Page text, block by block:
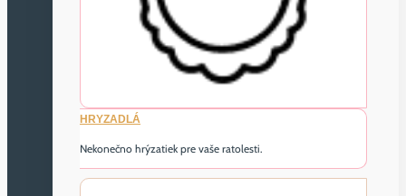
HRYZADLÁ
Nekonečno hrýzatiek pre vaše ratolesti.